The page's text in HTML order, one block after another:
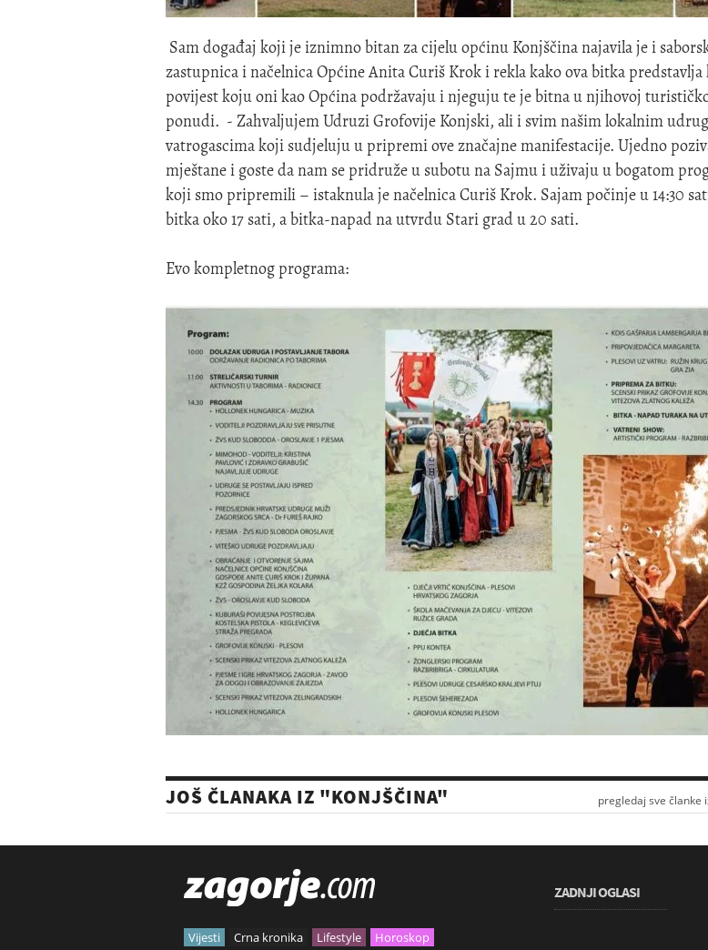
Sam događaj koji je iznimno bitan za cijelu općinu Konjščina najavila je i
zastupnica i načelnica Općine Anita Curiš Krok i rekla kako ova bitka
povijest koju oni kao Općina podržavaju i njeguju te je bitna u njihovoj
ponudi. - Zahvaljujem Udruzi Grofovije Konjski, ali i svim našim lokalnim
vatrogascima koji sudjeluju u pripremi ove značajne manifestacije. Ujedno
mještane i goste da nam se pridruže u subotu na Sajmu i uživaju u bogatom
koji smo pripremili – istaknula je načelnica Curiš Krok. Sajam počinje u 14:30
bitka oko 17 sati, a bitka-napad na utvrdu Stari grad u 20 sati.
Evo kompletnog programa:
JOŠ ČLANAKA IZ "KONJŠČINA" pregledaj sve članke
Vijesti Crna kronika Lifestyle Horoskop
ZADNJI OGLASI